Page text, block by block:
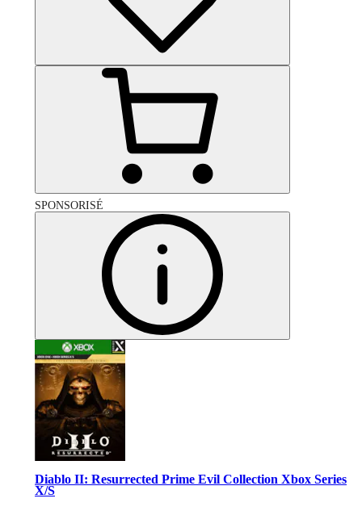
SPONSORISÉ
Diablo II: Resurrected Prime Evil Collection Xbox Series
X/S